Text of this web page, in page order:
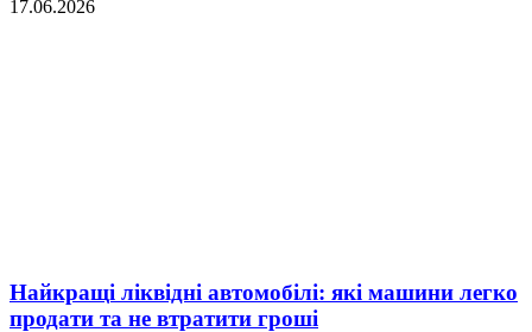
17.06.2026
Найкращі ліквідні автомобілі: які машини легко
продати та не втратити гроші